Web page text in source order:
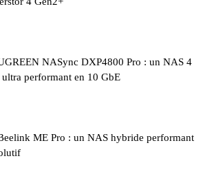
NASync DXP4800 Pro : un NAS 4
ultra performant en 10 GbE
ME Pro : un NAS hybride performant